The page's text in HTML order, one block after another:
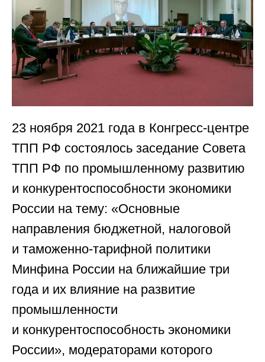
23 ноября 2021 года в Конгресс-центре
ТПП РФ состоялось заседание Совета
ТПП РФ по промышленному развитию
и конкурентоспособности экономики
России на тему: «Основные
направления бюджетной, налоговой
и таможенно-тарифной политики
Минфина России на ближайшие три
года и их влияние на развитие
промышленности
и конкурентоспособность экономики
России», модераторами которого